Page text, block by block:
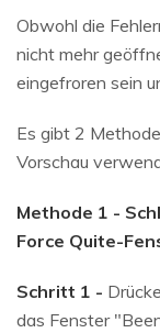
Obwohl die
nicht mehr
eingefroren sein
Es gibt 2
Vorschau
Methode 1 -
Force Quite-
Schritt 1 -
das Fenster